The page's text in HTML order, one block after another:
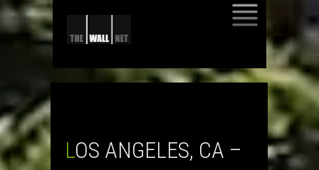
LOS ANGELES, CA –